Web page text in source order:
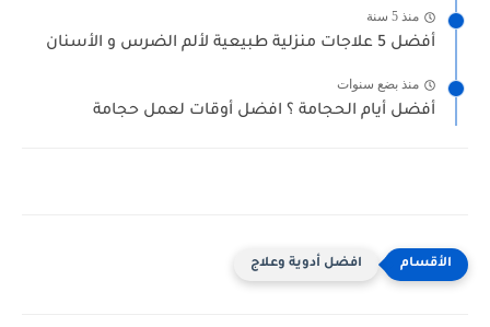
منذ 5 سنة
أفضل 5 علاجات منزلية طبيعية لألم الضرس و الأسنان
منذ بضع سنوات
أفضل أيام الحجامة ؟ افضل أوقات لعمل حجامة
افضل أدوية وعلاج